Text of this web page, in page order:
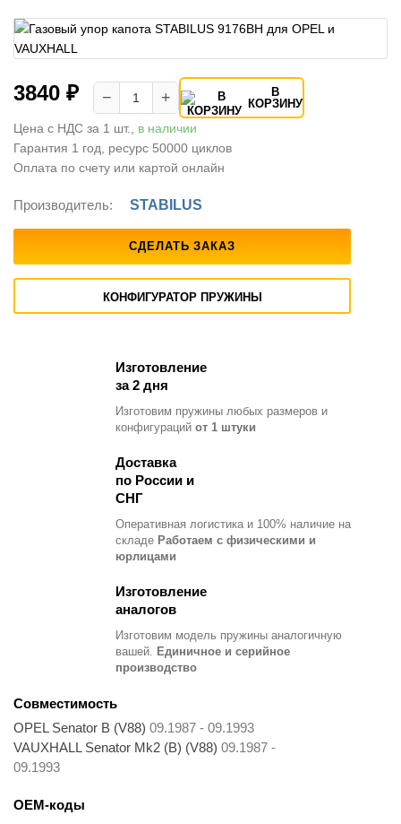
3840 ₽ − +
В
КОРЗИНУ
Цена с НДС за 1 шт., в наличии
Гарантия 1 год, ресурс 50000 циклов
Оплата по счету или картой онлайн
Производитель: STABILUS
СДЕЛАТЬ ЗАКАЗ
КОНФИГУРАТОР ПРУЖИНЫ
Изготовление
за 2 дня
Изготовим пружины любых размеров и
конфигураций от 1 штуки
Доставка
по России и
СНГ
Оперативная логистика и 100% наличие на
складе Работаем с физическими и
юрлицами
Изготовление
аналогов
Изготовим модель пружины аналогичную
вашей. Единичное и серийное
производство
Совместимость
OPEL Senator B (V88) 09.1987 - 09.1993
VAUXHALL Senator Mk2 (B) (V88) 09.1987 -
09.1993
OEM-коды